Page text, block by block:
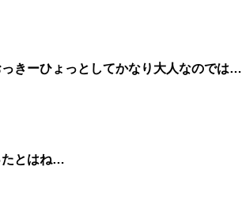
きーひょっとしてかなり大人なのでは…
たとはね…